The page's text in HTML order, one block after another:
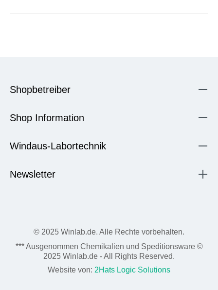
Shopbetreiber
Shop Information
Windaus-Labortechnik
Newsletter
© 2025 Winlab.de. Alle Rechte vorbehalten.
*** Ausgenommen Chemikalien und Speditionsware ©
2025 Winlab.de - All Rights Reserved.
Website von: 2Hats Logic Solutions